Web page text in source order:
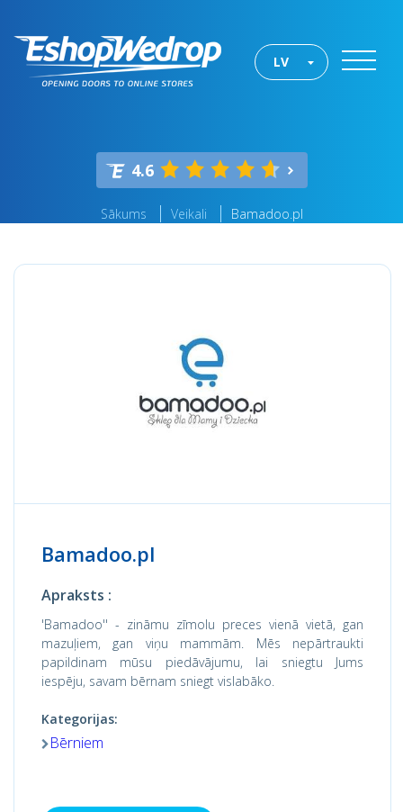
LV
4.6
Sākums Veikali Bamadoo.pl
Bamadoo.pl
Apraksts :
'Bamadoo'' - zināmu zīmolu preces vienā vietā, gan
mazuļiem, gan viņu mammām. Mēs nepārtraukti
papildinam mūsu piedāvājumu, lai sniegtu Jums
iespēju, savam bērnam sniegt vislabāko.
Kategorijas:
Bērniem